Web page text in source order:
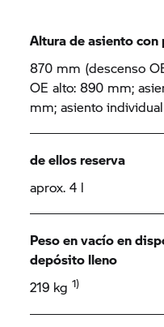
Altura de asiento
870 mm (descenso
OE alto: 890 mm;
mm; asiento
de ellos reserva
aprox. 4 l
Peso en vacío en
depósito lleno
219 kg1)